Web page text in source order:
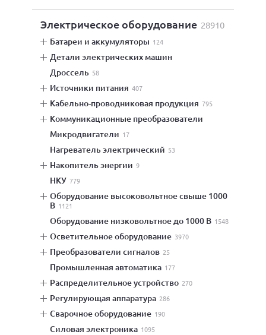
электрическое оборудование 28910
батареи и аккумуляторы 124
детали электрических машин
дроссель 58
источники питания 407
кабельно-проводниковая продукция 795
коммуникационные преобразователи
микродвигатели 17
нагреватель электрический 53
накопитель энергии 9
НКУ 779
оборудование высоковольтное свыше 1000
В 1121
оборудование низковольтное до 1000 В 1548
осветительное оборудование 3970
преобразователи сигналов 25
промышленная автоматика 177
распределительное устройство 270
регулирующая аппаратура 286
сварочное оборудование 190
силовая электроника 1095